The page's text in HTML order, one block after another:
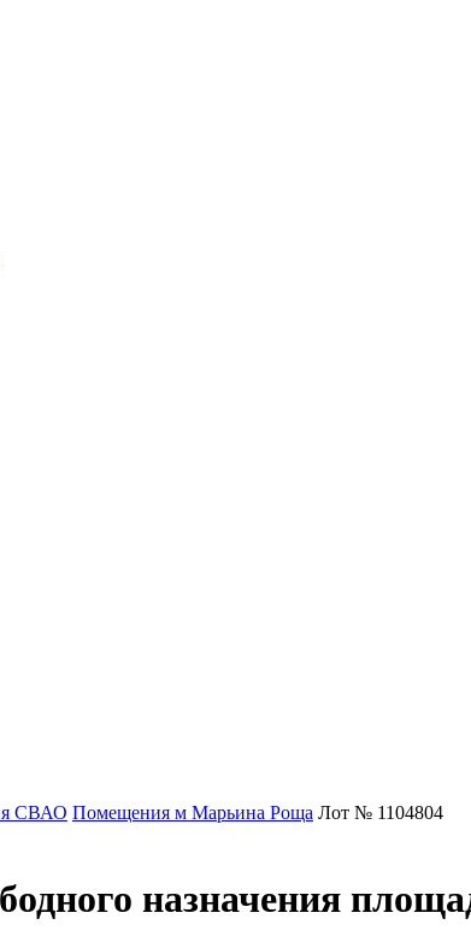
СВАО Помещения м Марьина Роща Лот № 1104804
назначения